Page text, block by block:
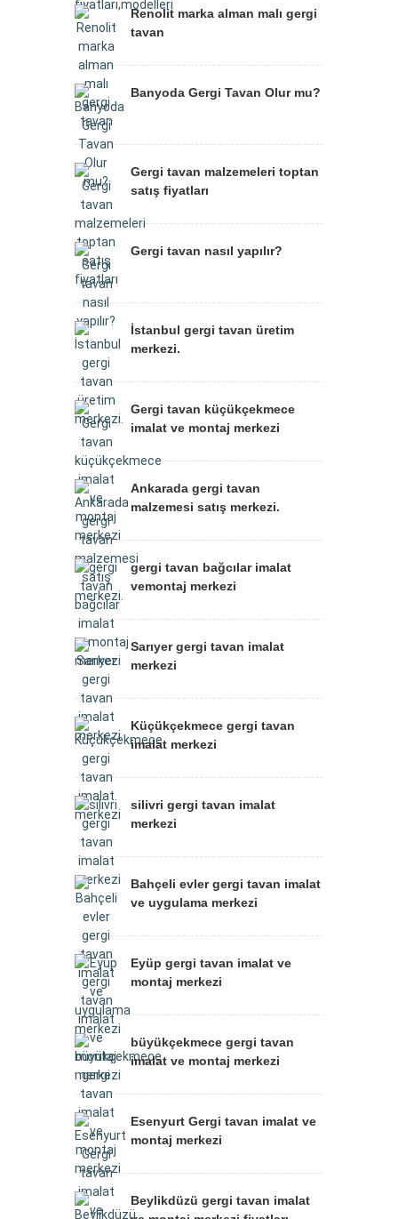
Renolit marka alman malı gergi
tavan
Banyoda Gergi Tavan Olur mu?
Gergi tavan malzemeleri toptan
satış fiyatları
Gergi tavan nasıl yapılır?
İstanbul gergi tavan üretim
merkezi.
Gergi tavan küçükçekmece
imalat ve montaj merkezi
Ankarada gergi tavan
malzemesi satış merkezi.
gergi tavan bağcılar imalat
vemontaj merkezi
Sarıyer gergi tavan imalat
merkezi
Küçükçekmece gergi tavan
imalat merkezi
silivri gergi tavan imalat
merkezi
Bahçeli evler gergi tavan imalat
ve uygulama merkezi
Eyüp gergi tavan imalat ve
montaj merkezi
büyükçekmece gergi tavan
imalat ve montaj merkezi
Esenyurt Gergi tavan imalat ve
montaj merkezi
Beylikdüzü gergi tavan imalat